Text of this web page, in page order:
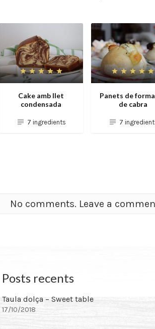
Cake amb llet
condensada
7 ingredients
Panets de
de cabra
7
No comments. Leave a
Posts recents
Taula dolça – Sweet table
17/10/2018